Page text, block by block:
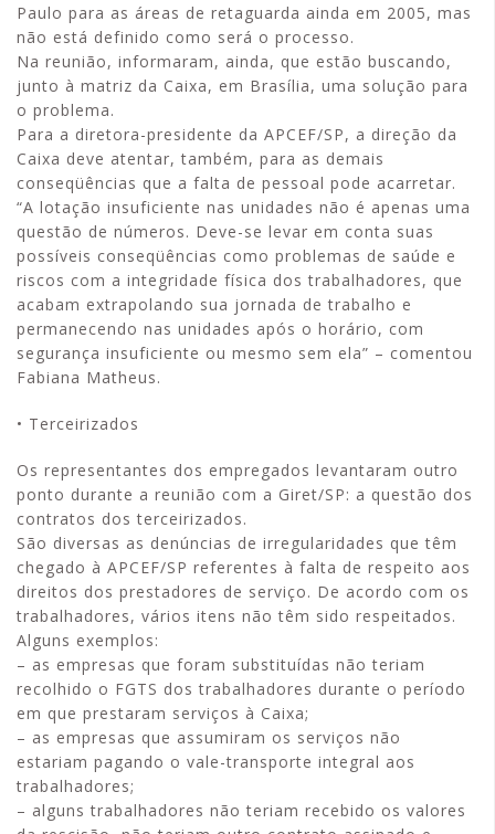
Paulo para as áreas de retaguarda ainda em 2005, mas
não está definido como será o processo.
Na reunião, informaram, ainda, que estão buscando,
junto à matriz da Caixa, em Brasília, uma solução para
o problema.
Para a diretora-presidente da APCEF/SP, a direção da
Caixa deve atentar, também, para as demais
conseqüências que a falta de pessoal pode acarretar.
“A lotação insuficiente nas unidades não é apenas uma
questão de números. Deve-se levar em conta suas
possíveis conseqüências como problemas de saúde e
riscos com a integridade física dos trabalhadores, que
acabam extrapolando sua jornada de trabalho e
permanecendo nas unidades após o horário, com
segurança insuficiente ou mesmo sem ela” – comentou
Fabiana Matheus.
• Terceirizados
Os representantes dos empregados levantaram outro
ponto durante a reunião com a Giret/SP: a questão dos
contratos dos terceirizados.
São diversas as denúncias de irregularidades que têm
chegado à APCEF/SP referentes à falta de respeito aos
direitos dos prestadores de serviço. De acordo com os
trabalhadores, vários itens não têm sido respeitados.
Alguns exemplos:
– as empresas que foram substituídas não teriam
recolhido o FGTS dos trabalhadores durante o período
em que prestaram serviços à Caixa;
– as empresas que assumiram os serviços não
estariam pagando o vale-transporte integral aos
trabalhadores;
– alguns trabalhadores não teriam recebido os valores